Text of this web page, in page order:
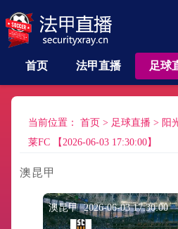
首页 法甲直播 足球
当前位置： 首页 > 足球直播 > 阳
莱FC 【2026-06-03 17:30:00】
澳昆甲
澳昆甲 2026-06-03 17:30:00